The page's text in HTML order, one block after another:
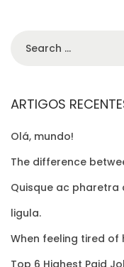
A
I
N
A
Ç
r
h
f
:
ARTIGOS
Olá, mundo!
The difference
Quisque ac pharetra
ligula.
When feeling tired of
Top 6 Highest Paid